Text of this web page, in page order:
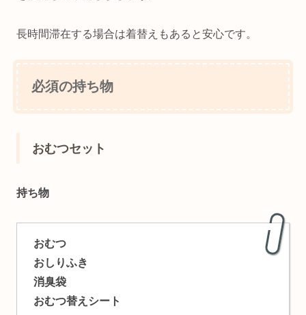
長時間滞在する場合は着替えもあると安心です。
必須の持ち物
おむつセット
持ち物
おむつ
おしりふき
消臭袋
おむつ替えシート